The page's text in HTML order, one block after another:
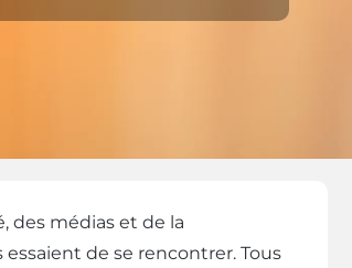
des médias et de la
de se rencontrer. Tous